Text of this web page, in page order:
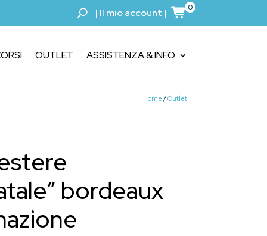
| Il mio account | 0
OUTLET ASSISTENZA & INFO
Home /Outlet
bordeaux